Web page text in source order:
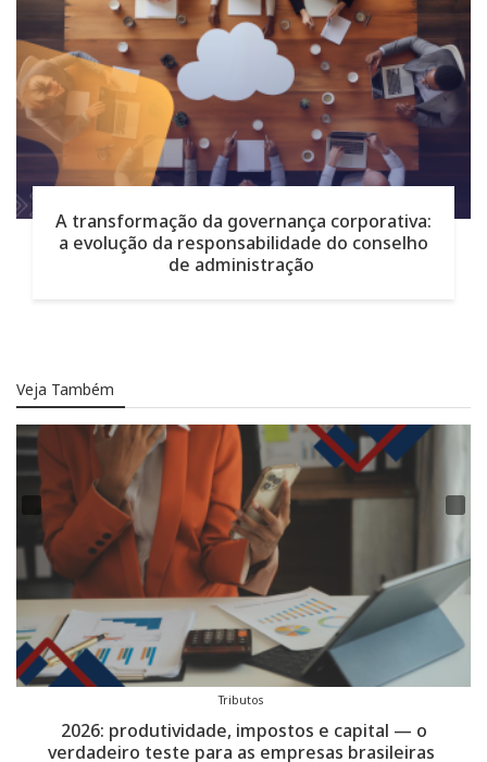
A transformação da governança corporativa:
a evolução da responsabilidade do conselho
de administração
Veja Também
Tributos
Troféu Transparência ANEFAC celebra 30 anos com
expansão: empresas de capital fechado entram no